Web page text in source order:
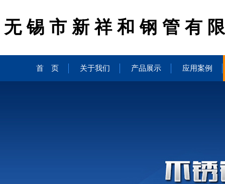
无锡市新祥和钢管有
首 页 关于我们 产品展示 应用案例